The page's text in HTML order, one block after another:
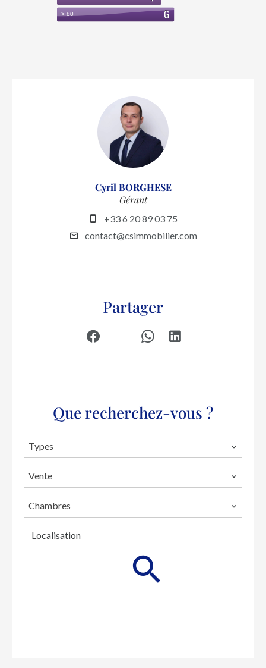
Cyril BORGHESE
Gérant
+33 6 20 89 03 75
contact@csimmobilier.com
Partager
Que recherchez-vous ?
Types
Vente
Chambres
Localisation